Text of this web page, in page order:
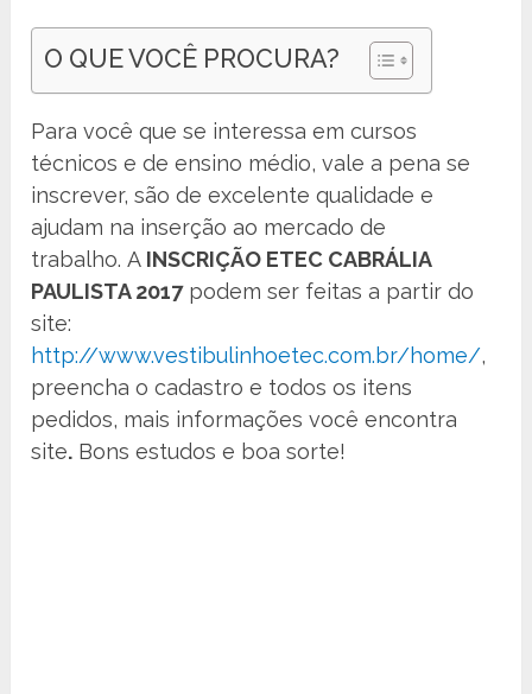
O QUE VOCÊ PROCURA?
Para você que se interessa em cursos
técnicos e de ensino médio, vale a pena se
inscrever, são de excelente qualidade e
ajudam na inserção ao mercado de
trabalho. A INSCRIÇÃO ETEC CABRÁLIA
PAULISTA 2017podem ser feitas a partir do
site:
http://www.vestibulinhoetec.com.br/home/,
preencha o cadastro e todos os itens
pedidos, mais informações você encontra
site. Bons estudos e boa sorte!